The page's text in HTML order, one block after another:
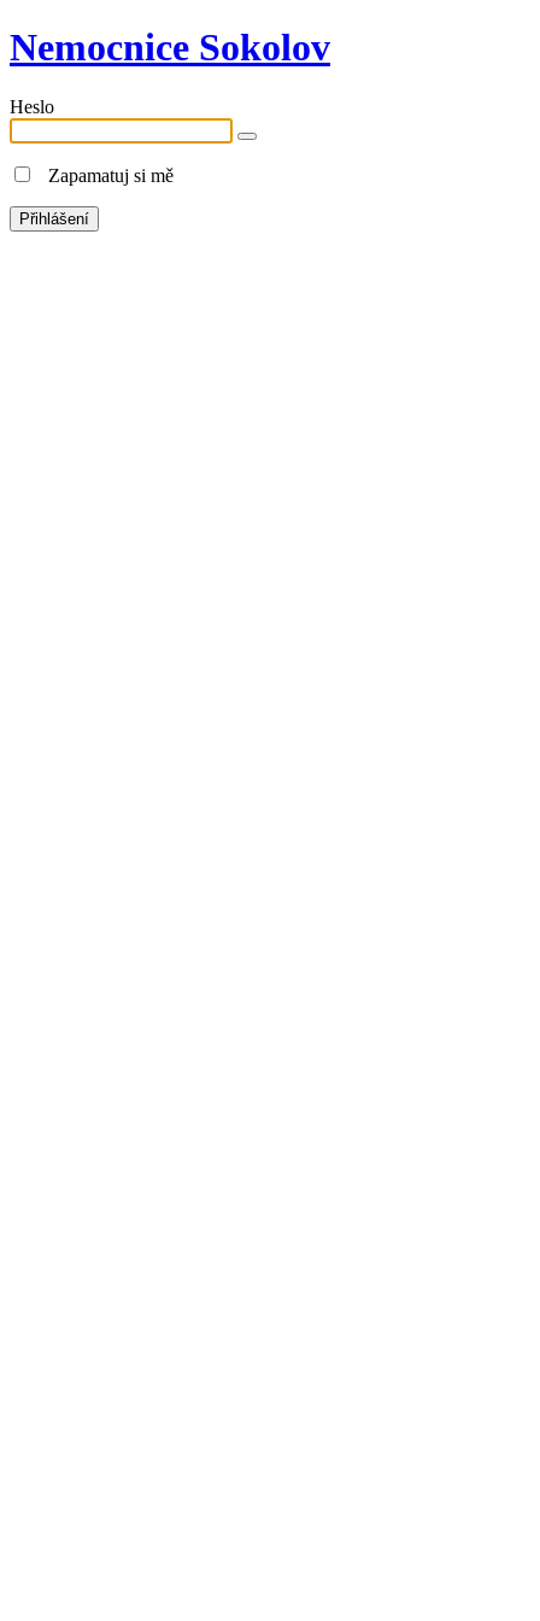
Nemocnice Sokolov
Heslo
Zapamatuj si mě